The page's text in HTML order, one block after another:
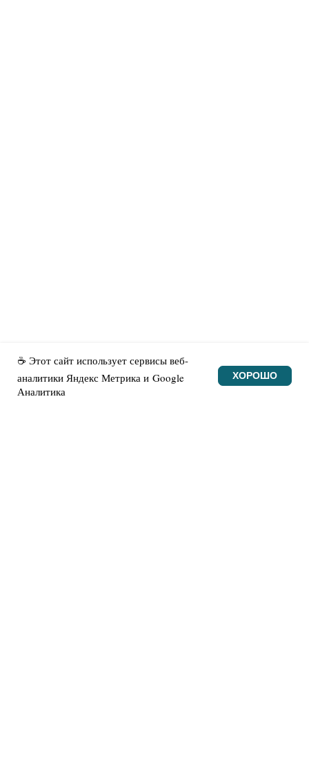
☕ Этот сайт использует сервисы веб-
аналитики Яндекс Метрика и Google
Аналитика
ХОРОШО